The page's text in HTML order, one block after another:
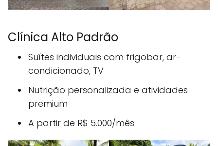
Clínica Alto Padrão
Suítes individuais com frigobar, ar-
condicionado, TV
Nutrição personalizada e atividades
premium
A partir de R$ 5.000/mês